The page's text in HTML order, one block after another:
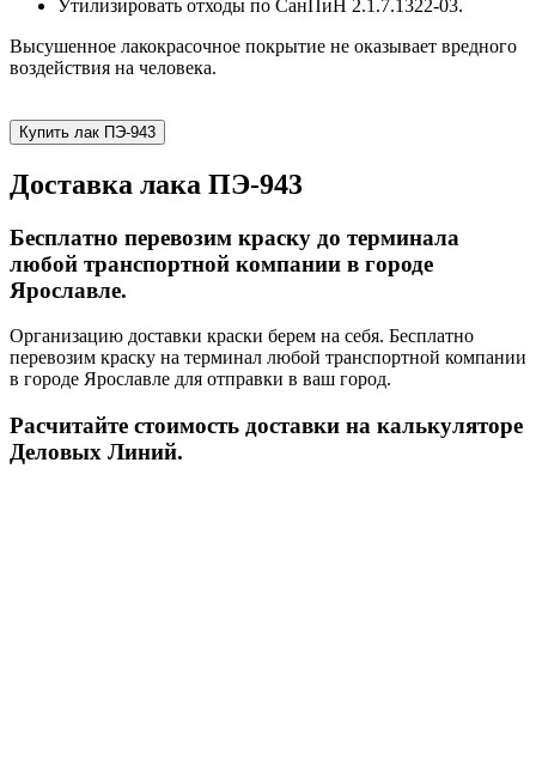
Утилизировать отходы по СанПиН 2.1.7.1322-03.
Высушенное лакокрасочное покрытие не оказывает вредного
воздействия на человека.
Купить лак ПЭ-943
Доставка лака ПЭ-943
Бесплатно перевозим краску до терминала
любой транспортной компании в городе
Ярославле.
Организацию доставки краски берем на себя. Бесплатно
перевозим краску на терминал любой транспортной компании
в городе Ярославле для отправки в ваш город.
Расчитайте стоимость доставки на калькуляторе
Деловых Линий.